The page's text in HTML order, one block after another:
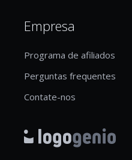
Empresa
Programa de afiliados
Perguntas frequentes
Contate-nos